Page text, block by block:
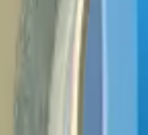
50 m x 10
50 m x 10 mm - Blue Tape
adherencia, esta cinta ofrece una